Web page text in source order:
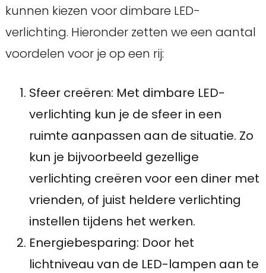
kunnen kiezen voor dimbare LED-
verlichting. Hieronder zetten we een aantal
voordelen voor je op een rij:
Sfeer creëren: Met dimbare LED-
verlichting kun je de sfeer in een
ruimte aanpassen aan de situatie. Zo
kun je bijvoorbeeld gezellige
verlichting creëren voor een diner met
vrienden, of juist heldere verlichting
instellen tijdens het werken.
Energiebesparing: Door het
lichtniveau van de LED-lampen aan te